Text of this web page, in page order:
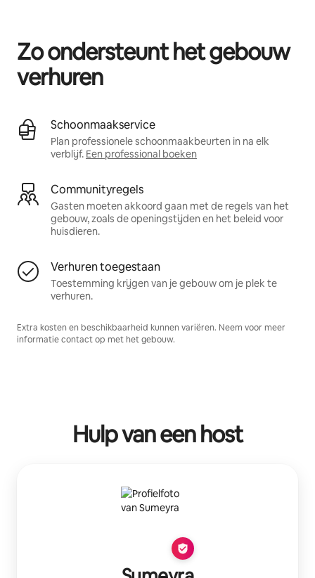
Zo ondersteunt het gebouw
verhuren
Schoonmaakservice
Plan professionele schoonmaakbeurten in na elk
verblijf. Een professional boeken
Communityregels
Gasten moeten akkoord gaan met de regels van het
gebouw, zoals de openingstijden en het beleid voor
huisdieren.
Verhuren toegestaan
Toestemming krijgen van je gebouw om je plek te
verhuren.
Extra kosten en beschikbaarheid kunnen variëren. Neem voor meer
informatie contact op met het gebouw.
Hulp van een host